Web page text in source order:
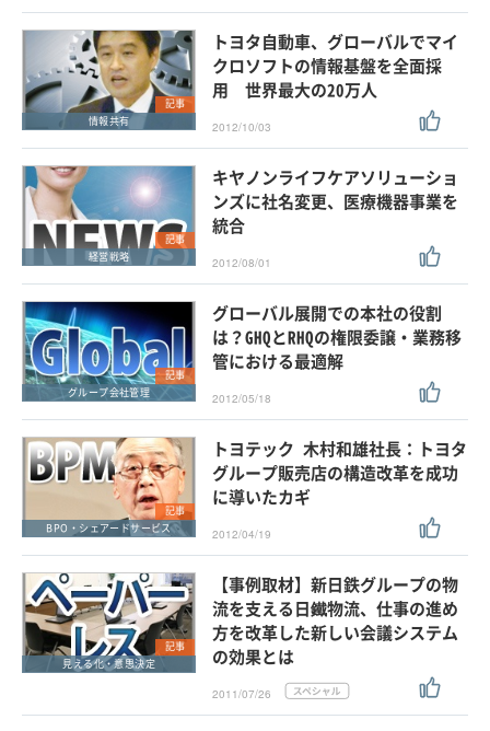
タグ ×
× グループ会社管理
記事
情報共有
トヨタ自動車、グローバルでマイ
クロソフトの情報基盤を全面採
用 世界最大の20万人
2012/10/03
記事
経営戦略
キヤノンライフケアソリューショ
ンズに社名変更、医療機器事業を
統合
2012/08/01
記事
グループ会社管理
グローバル展開での本社の役割
は？GHQとRHQの権限委譲・業務移
管における最適解
2012/05/18
記事
BPO・シェアードサービス
トヨテック 木村和雄社長：トヨタ
グループ販売店の構造改革を成功
に導いたカギ
2012/04/19
記事
見える化・意思決定
【事例取材】新日鉄グループの物
流を支える日鐵物流、仕事の進め
方を改革した新しい会議システム
の効果とは
2011/07/26